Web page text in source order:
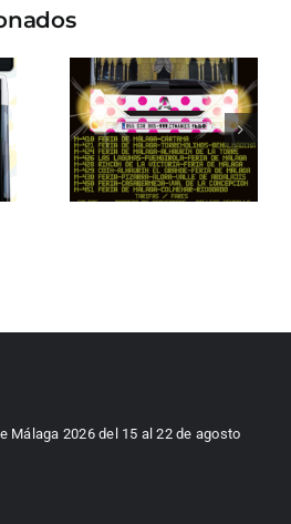
Málaga 2026 del 15 al 22 de agosto